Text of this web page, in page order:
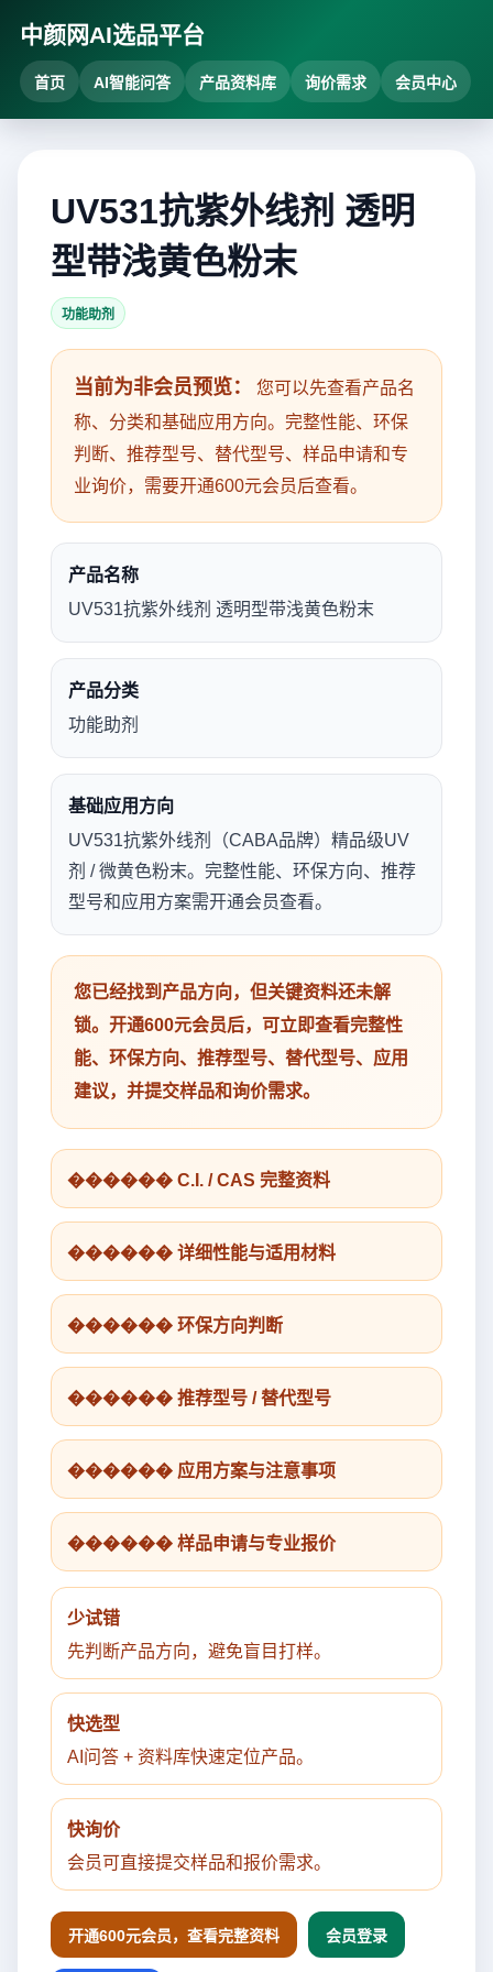
中颜网AI选品平台
首页 AI智能问答 产品资料库 询价需求 会员中心
UV531抗紫外线剂 透明
型带浅黄色粉末
功能助剂
当前为非会员预览：
您可以先查看产品名
称、分类和基础应用方向。完整性能、环保
判断、推荐型号、替代型号、样品申请和专
业询价，需要开通600元会员后查看。
产品名称
UV531抗紫外线剂 透明型带浅黄色粉末
产品分类
功能助剂
基础应用方向
UV531抗紫外线剂（CABA品牌）精品级UV
剂 / 微黄色粉末。完整性能、环保方向、推荐
型号和应用方案需开通会员查看。
您已经找到产品方向，但关键资料还未解
锁。开通600元会员后，可立即查看完整性
能、环保方向、推荐型号、替代型号、应用
建议，并提交样品和询价需求。
������ C.I. / CAS 完整资料
������ 详细性能与适用材料
������ 环保方向判断
������ 推荐型号 / 替代型号
������ 应用方案与注意事项
������ 样品申请与专业报价
少试错
先判断产品方向，避免盲目打样。
快选型
AI问答 + 资料库快速定位产品。
快询价
会员可直接提交样品和报价需求。
开通600元会员，查看完整资料 会员登录